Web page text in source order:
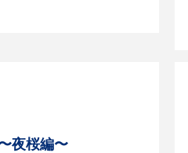
夜桜編〜